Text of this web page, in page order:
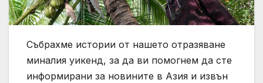
Събрахме истории от нашето отразяване
миналия уикенд, за да ви помогнем да сте
информирани за новините в Азия и извън